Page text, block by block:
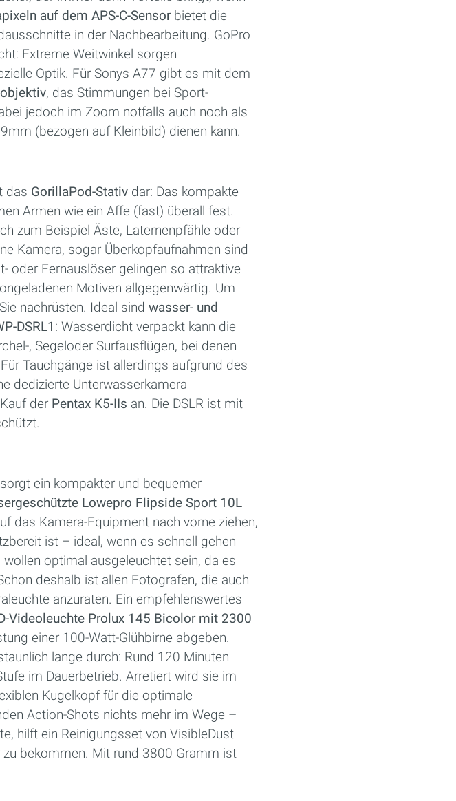
auf dem APS-C-Sensorbietet die
in der Nachbearbeitung. GoPro
Extreme Weitwinkel sorgen
Optik. Für Sonys A77 gibt es mit dem
, das Stimmungen bei Sport-
jedoch im Zoom notfalls auch noch als
(bezogen auf Kleinbild) dienen kann.
das GorillaPod-Stativ dar: Das kompakte
Armen wie ein Affe (fast) überall fest.
zum Beispiel Äste, Laternenpfähle oder
Kamera, sogar Überkopfaufnahmen sind
oder Fernauslöser gelingen so attraktive
Motiven allgegenwärtig. Um
nachrüsten. Ideal sind wasser- und
DSRL1 : Wasserdicht verpackt kann die
, Segeloder Surfausflügen, bei denen
Tauchgänge ist allerdings aufgrund des
dedizierte Unterwasserkamera
der Pentax K5-IIs an. Die DSLR ist mit
ein kompakter und bequemer
Lowepro Flipside Sport 10L
das Kamera-Equipment nach vorne ziehen,
ist – ideal, wenn es schnell gehen
optimal ausgeleuchtet sein, da es
deshalb ist allen Fotografen, die auch
anzuraten. Ein empfehlenswertes
Videoleuchte Prolux 145 Bicolor mit 2300
einer 100-Watt-Glühbirne abgeben.
lange durch: Rund 120 Minuten
im Dauerbetrieb. Arretiert wird sie im
Kugelkopf für die optimale
Action-Shots nichts mehr im Wege –
hilft ein Reinigungsset von VisibleDust
bekommen. Mit rund 3800 Gramm ist